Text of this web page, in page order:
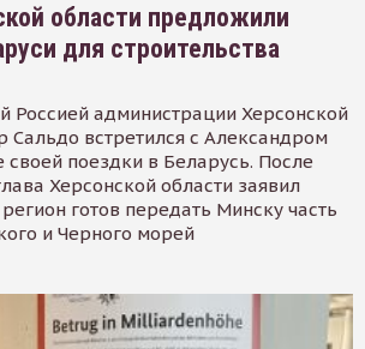
области предложили
для строительства
Россией администрации Херсонской
Сальдо встретился с Александром
поездки в Беларусь. После
Херсонской области заявил
готов передать Минску часть
и Черного морей